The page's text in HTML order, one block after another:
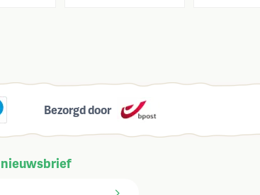
Bezorgd door